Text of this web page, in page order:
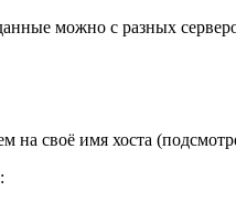
можно с разных
на своё имя хоста